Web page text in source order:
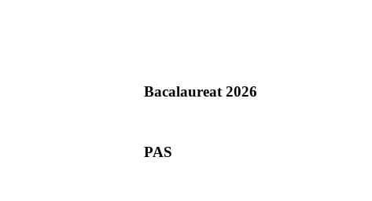
Bacalaureat 2026
PAS